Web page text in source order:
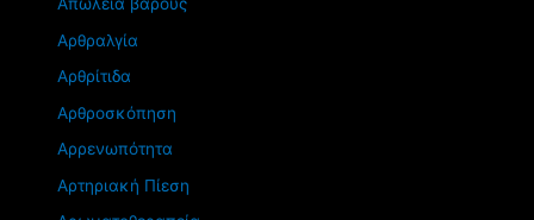
Απώλεια βάρους
Αρθραλγία
Αρθρίτιδα
Αρθροσκόπηση
Αρρενωπότητα
Αρτηριακή Πίεση